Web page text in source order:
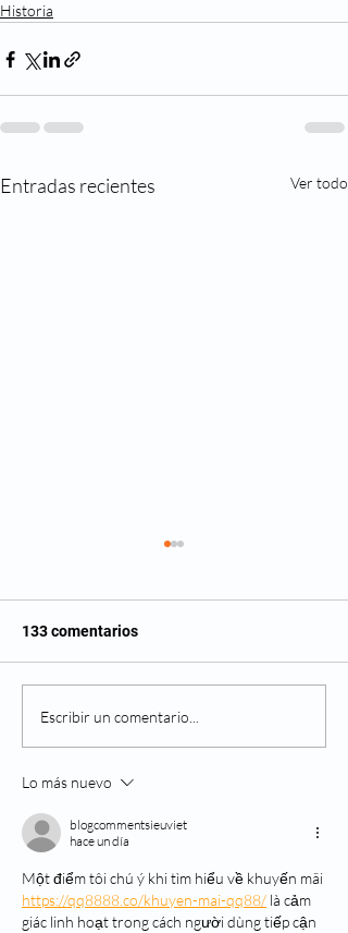
Historia
Entradas recientes Ver todo
Cambios en tu visión
asociados al
133 comentarios
Escribir un comentario...
Lo más nuevo
blogcommentsieuviet
hace un día
Một điểm tôi chú ý khi tìm hiểu về khuyến mãi
https://qq8888.co/khuyen-mai-qq88/ là cảm
giác linh hoạt trong cách người dùng tiếp cận